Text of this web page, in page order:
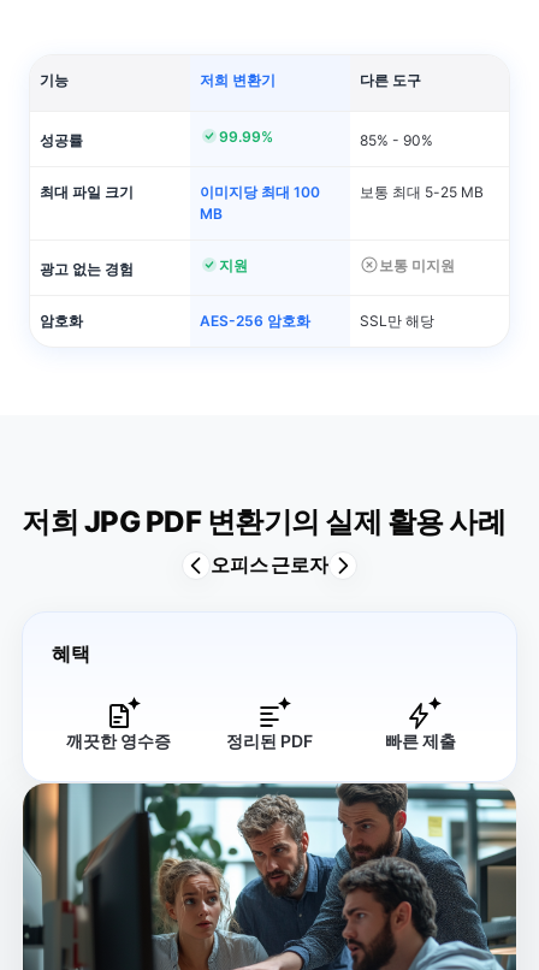
기능 저희 변환기 다른 도구
성공률 99.99% 85% - 90%
최대 파일 크기
이미지당 최대 100
MB
보통 최대 5-25 MB
광고 없는 경험 지원 보통 미지원
암호화 AES-256 암호화 SSL만 해당
저희 JPG PDF 변환기의 실제 활용 사례
오피스 근로자
혜택
깨끗한 영수증 정리된 PDF 빠른 제출